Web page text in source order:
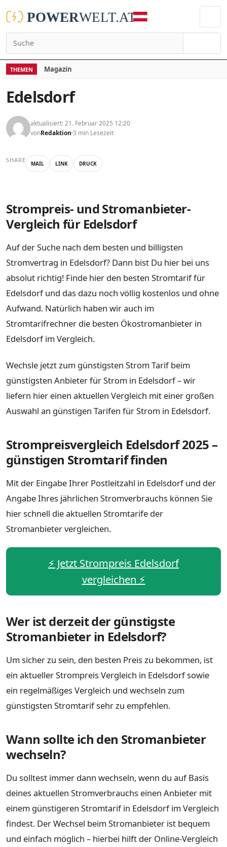
THEMEN Magazin
Edelsdorf
aktualisiert: 21. Februar 2025 12:20
vonRedaktion 3 min Lesezeit
SHARE MAIL LINK DRUCK
Strompreis- und Stromanbieter-
Vergleich für Edelsdorf
Auf der Suche nach dem besten und billigsten
Stromvertrag in Edelsdorf? Dann bist Du hier bei uns
absolut richtig! Finde hier den besten Stromtarif für
Edelsdorf und das dazu noch völlig kostenlos und ohne
Aufwand. Natürlich haben wir auch im
Stromtarifrechner die besten Ökostromanbieter in
Edelsdorf im Vergleich.
Wechsle jetzt zum günstigsten Strom Tarif beim
günstigsten Anbieter für Strom in Edelsdorf – wir
liefern hier einen aktuellen Vergleich mit einer großen
Auswahl an günstigen Tarifen für Strom in Edelsdorf.
Strompreisvergleich Edelsdorf 2025 –
günstigen Stromtarif finden
Mit der Eingabe Ihrer Postleitzahl in Edelsdorf und der
Angabe Ihres jährlichen Stromverbrauchs können Sie
hier schnell die aktuellen Stromtarife der
Stromanbieter vergleichen.
⚡️ Jetzt Strompreis Edelsdorf
vergleichen ⚡️
Wer ist derzeit der günstigste
Stromanbieter in Edelsdorf?
Um sicher zu sein, den besten Preis zu bekommen, ist
ein aktueller Strompreis Vergleich in Edelsdorf sowie
ein regelmäßiges Vergleich und wechseln zum
günstigsten Stromtarif sehr zu empfehlen.
Wann sollte ich den Stromanbieter
wechseln?
Du solltest immer dann wechseln, wenn du auf Basis
deines aktuellen Stromverbrauchs einen Anbieter mit
einem günstigeren Stromtarif in Edelsdorf im Vergleich
findest. Der Wechsel beim Stromanbieter ist bequem
und einfach möglich – hierbei hilft der Online-Vergleich